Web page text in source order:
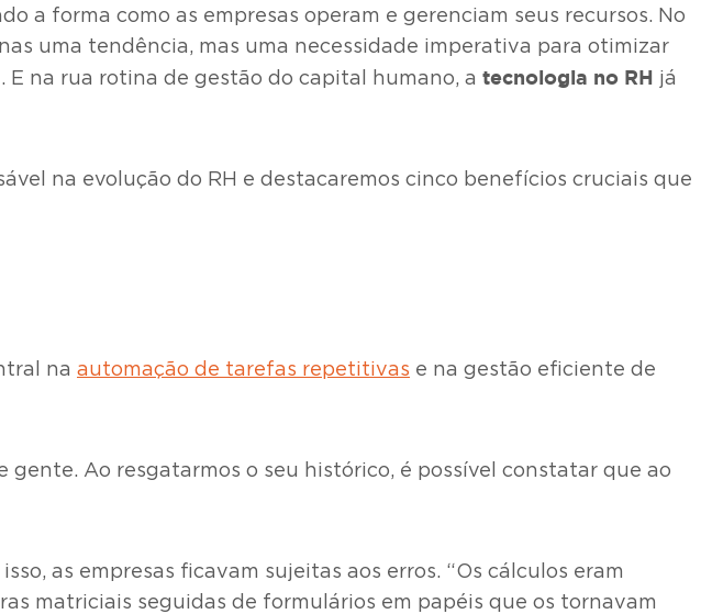
a forma como as empresas operam e gerenciam seus recursos. No
uma tendência, mas uma necessidade imperativa para otimizar
na rua rotina de gestão do capital humano, a tecnologia no RH já
na evolução do RH e destacaremos cinco benefícios cruciais que
na automação de tarefas repetitivas e na gestão eficiente de
Ao resgatarmos o seu histórico, é possível constatar que ao
as empresas ficavam sujeitas aos erros. “Os cálculos eram
matriciais seguidas de formulários em papéis que os tornavam